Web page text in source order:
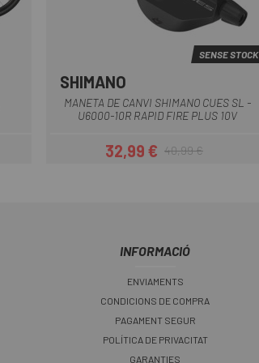
SENSE STOCK
SHIMANO
MANETA DE CANVI SHIMANO CUES SL -
U6000-10R RAPID FIRE PLUS 10V
Preu
32,99 €Preu regular
40,99 €
INFORMACIÓ
ENVIAMENTS
CONDICIONS DE COMPRA
PAGAMENT SEGUR
POLÍTICA DE PRIVACITAT
GARANTIES